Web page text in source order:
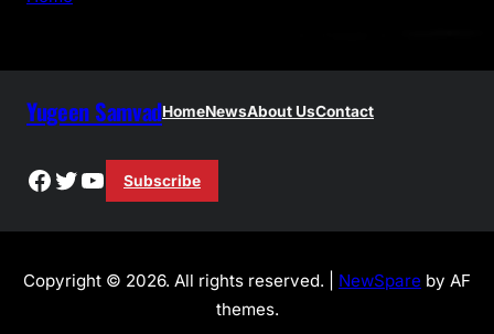
Yugeen SamvadHomeNewsAbout UsContact
Facebook
Twitter
YouTube
Subscribe
Copyright © 2026. All rights reserved. | NewSpare by AF
themes.